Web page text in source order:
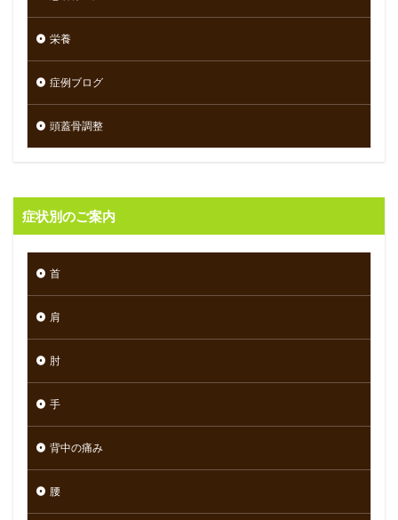
栄養
症例ブログ
頭蓋骨調整
症状別のご案内
首
肩
肘
手
背中の痛み
腰